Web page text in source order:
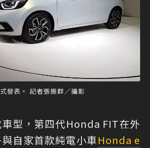
發表。 記者張振群／攝影
型，第四代Honda FIT在外
自家首款純電小車Honda e